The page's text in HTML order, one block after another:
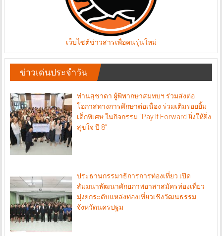
เว็บไซต์ข่าวสารเพื่อคนรุ่นใหม่
ข่าวเด่นประจำวัน
ท่านสุชาดา ผู้พิพากษาสมทบฯ ร่วมส่งต่อ
โอกาสทางการศึกษาต่อเนื่อง ร่วมเติมรอยยิ้ม
เด็กพิเศษ ในกิจกรรม “Pay It Forward ยิ่งให้ยิ่ง
สุขใจ ปี 8”
ประธานกรรมาธิการการท่องเที่ยว เปิด
สัมมนาพัฒนาศักยภาพอาสาสมัครท่องเที่ยว
มุ่งยกระดับแหล่งท่องเที่ยวเชิงวัฒนธรรม
จังหวัดนครปฐม